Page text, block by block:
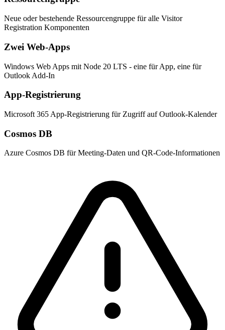
Neue oder bestehende Ressourcengruppe für alle Visitor
Registration Komponenten
Zwei Web-Apps
Windows Web Apps mit Node 20 LTS - eine für App, eine für
Outlook Add-In
App-Registrierung
Microsoft 365 App-Registrierung für Zugriff auf Outlook-Kalender
Cosmos DB
Azure Cosmos DB für Meeting-Daten und QR-Code-Informationen